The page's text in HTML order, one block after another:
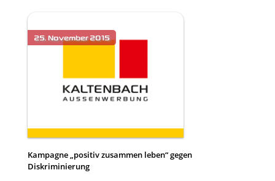
Kampagne „positiv zusammen leben“ gegen
Diskriminierung